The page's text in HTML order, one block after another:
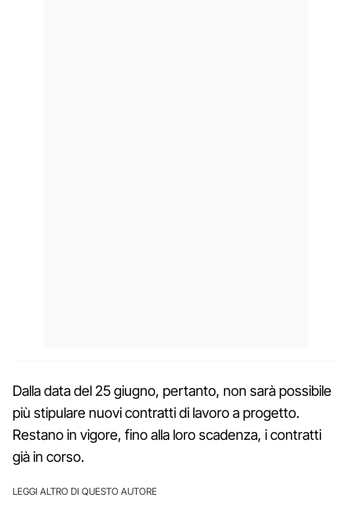
Dalla data del 25 giugno, pertanto, non sarà possibile
più stipulare nuovi contratti di lavoro a progetto.
Restano in vigore, fino alla loro scadenza, i contratti
già in corso.
LEGGI ALTRO DI QUESTO AUTORE